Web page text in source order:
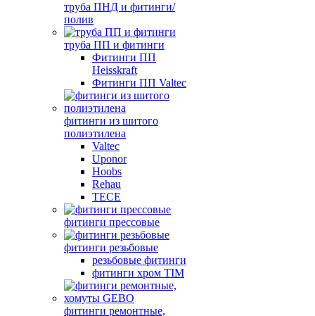
труба ПНД и фитинги/
полив
труба ПП и фитинги
Фитинги ПП
Heisskraft
Фитинги ПП Valtec
фитинги из шитого
полиэтилена
Valtec
Uponor
Hoobs
Rehau
TECE
фитинги прессовые
фитинги резьбовые
резьбовые фитинги
фитинги хром TIM
фитинги ремонтные,